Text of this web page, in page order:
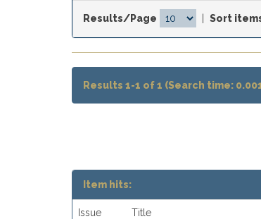
Results/Page Sort
Results 1-1 of 1 (Search time:
Item hits:
Issue
Title